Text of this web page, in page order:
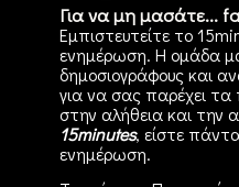
Για να μη μασάτε...
Εμπιστευτείτε το
ενημέρωση. Η ομάδα
δημοσιογράφους και
για να σας παρέχει
στην αλήθεια και την
15minutes, είστε
ενημέρωση.